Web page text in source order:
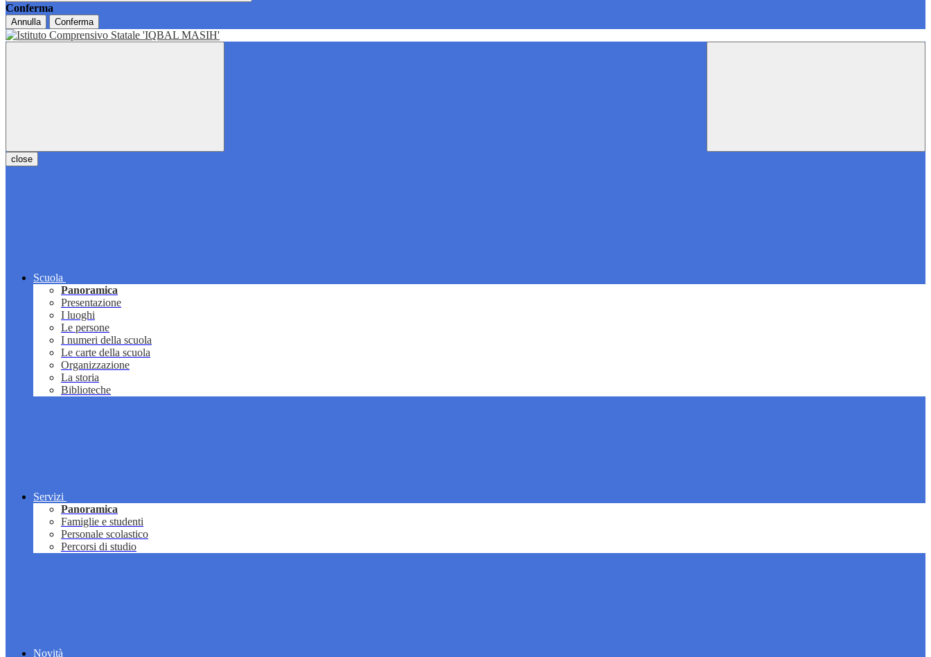
Conferma
Annulla Conferma
close
Scuola
Panoramica
Presentazione
I luoghi
Le persone
I numeri della scuola
Le carte della scuola
Organizzazione
La storia
Biblioteche
Servizi
Panoramica
Famiglie e studenti
Personale scolastico
Percorsi di studio
Novità